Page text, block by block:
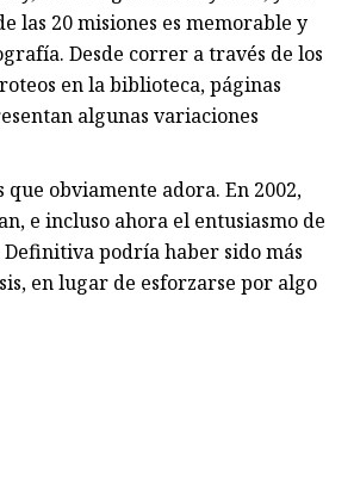
las 20 misiones es memorable y
Desde correr a través de los
en la biblioteca, páginas
algunas variaciones
obviamente adora. En 2002,
e incluso ahora el entusiasmo de
Definitiva podría haber sido más
en lugar de esforzarse por algo